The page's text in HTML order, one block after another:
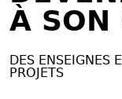
À SON
DES ENSEIGNES
PROJETS